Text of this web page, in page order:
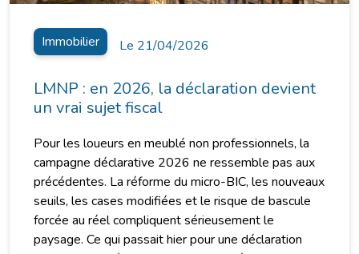
Immobilier Le 21/04/2026
LMNP : en 2026, la déclaration devient
un vrai sujet fiscal
Pour les loueurs en meublé non professionnels, la
campagne déclarative 2026 ne ressemble pas aux
précédentes. La réforme du micro-BIC, les nouveaux
seuils, les cases modifiées et le risque de bascule
forcée au réel compliquent sérieusement le
paysage. Ce qui passait hier pour une déclaration